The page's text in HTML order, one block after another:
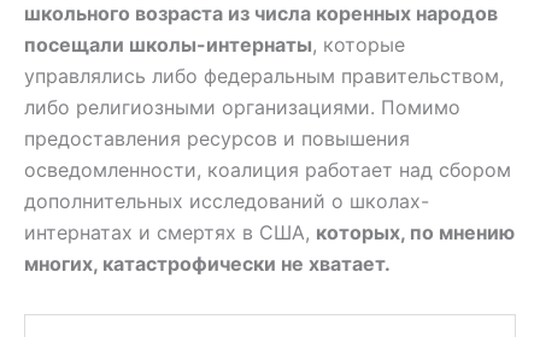
школьного возраста из числа коренных народов
посещали школы-интернаты, которые
управлялись либо федеральным правительством,
либо религиозными организациями. Помимо
предоставления ресурсов и повышения
осведомленности, коалиция работает над сбором
дополнительных исследований о школах-
интернатах и смертях в США, которых, по мнению
многих, катастрофически не хватает.